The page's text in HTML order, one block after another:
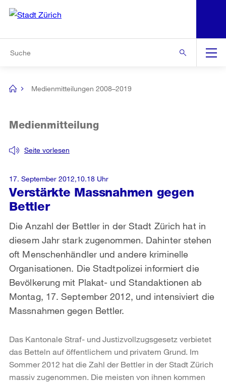
Navigation
[no
Medienmitteilungen 2008–2019
Verstärkte Massnahmen gegen
Bettler
Seite vorlesen
Medienmitteilung
Die Anzahl der Bettler in der Stadt Zürich hat in
diesem Jahr stark zugenommen. Dahinter stehen
oft Menschenhändler und andere kriminelle
Organisationen. Die Stadtpolizei informiert die
Bevölkerung mit Plakat- und Standaktionen ab
Montag, 17. September 2012, und intensiviert die
Massnahmen gegen Bettler.
17. September 2012,10.18 Uhr
Das Kantonale Straf- und Justizvollzugsgesetz verbietet
das Betteln auf öffentlichem und privatem Grund. Im
Sommer 2012 hat die Zahl der Bettler in der Stadt Zürich
massiv zugenommen. Die meisten von ihnen kommen